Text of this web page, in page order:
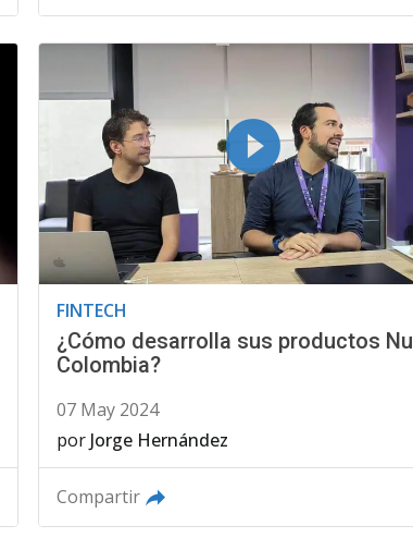
FINTECH
¿Cómo desarrolla sus productos Nu
Colombia?
07 May 2024
por Jorge Hernández
Compartir